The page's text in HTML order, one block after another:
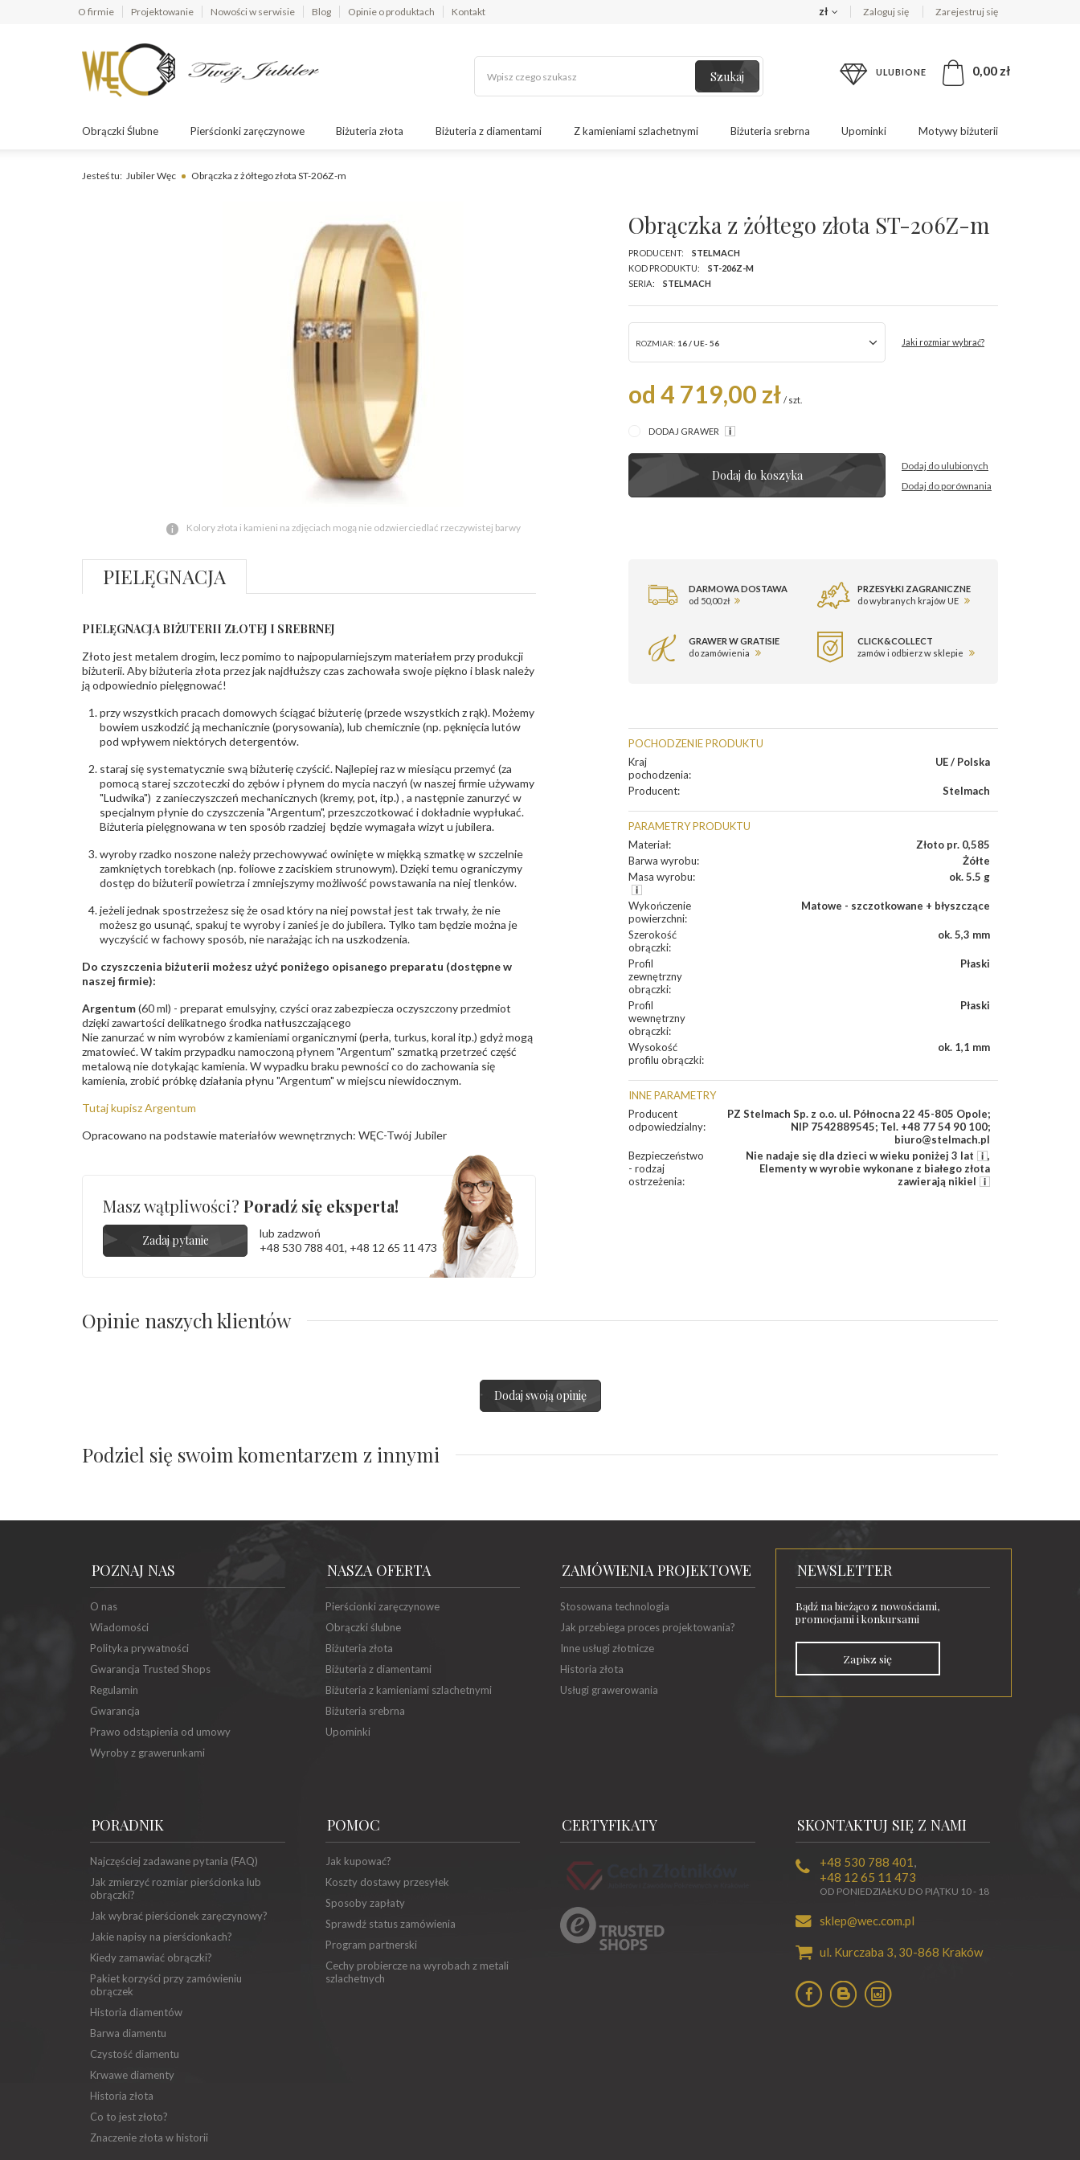
O firmie Projektowanie Nowości w serwisie Blog Opinie o produktach Kontakt zł Zaloguj się Zarejestruj się
Szukaj ULUBIONE 0,00 zł
Obrączki Ślubne Pierścionki zaręczynowe Biżuteria złota Biżuteria z diamentami Z kamieniami szlachetnymi Biżuteria srebrna Upominki Motywy biżuterii
Jesteś tu: Jubiler Węc Obrączka z żółtego złota ST-206Z-m
Kolory złota i kamieni na zdjęciach mogą nie odzwierciedlać rzeczywistej barwy
Obrączka z żółtego złota ST-206Z-m
PRODUCENT:
STELMACH
KOD PRODUKTU:
ST-206Z-M
SERIA:
STELMACH
ROZMIAR: 16 / UE- 56 Jaki rozmiar wybrać?
od 4 719,00 zł / szt.
DODAJ GRAWER
Dodaj do koszyka
Dodaj do ulubionych
Dodaj do porównania
DARMOWA DOSTAWA
od 50,00 zł
PRZESYŁKI ZAGRANICZNE
do wybranych krajów UE
GRAWER W GRATISIE
do zamówienia
CLICK&COLLECT
zamów i odbierz w sklepie
POCHODZENIE PRODUKTU
Kraj
pochodzenia:
UE / Polska
Producent: Stelmach
PARAMETRY PRODUKTU
Materiał:
Złoto pr. 0,585
Barwa wyrobu:
Żółte
Masa wyrobu: ok. 5.5 g
Wykończenie
powierzchni:
Matowe - szczotkowane + błyszczące
Szerokość
obrączki:
ok. 5,3 mm
Profil
zewnętrzny
obrączki:
Płaski
Profil
wewnętrzny
obrączki:
Płaski
Wysokość
profilu obrączki:
ok. 1,1 mm
INNE PARAMETRY
Producent
odpowiedzialny:
PZ Stelmach Sp. z o.o. ul. Północna 22 45-805 Opole;
NIP 7542889545; Tel. +48 77 54 90 100;
biuro@stelmach.pl
Bezpieczeństwo
- rodzaj
ostrzeżenia:
Nie nadaje się dla dzieci w wieku poniżej 3 lat
,
Elementy w wyrobie wykonane z białego złota
zawierają nikiel
PIELĘGNACJA
PIELĘGNACJA BIŻUTERII ZŁOTEJ I SREBRNEJ
Złoto jest metalem drogim, lecz pomimo to najpopularniejszym materiałem przy produkcji
biżuterii. Aby biżuteria złota przez jak najdłuższy czas zachowała swoje piękno i blask należy
ją odpowiednio pielęgnować!
przy wszystkich pracach domowych ściągać biżuterię (przede wszystkich z rąk). Możemy
bowiem uszkodzić ją mechanicznie (porysowania), lub chemicznie (np. pęknięcia lutów
pod wpływem niektórych detergentów.
staraj się systematycznie swą biżuterię czyścić. Najlepiej raz w miesiącu przemyć (za
pomocą starej szczoteczki do zębów i płynem do mycia naczyń (w naszej firmie używamy
"Ludwika") z zanieczyszczeń mechanicznych (kremy, pot, itp.) , a następnie zanurzyć w
specjalnym płynie do czyszczenia "Argentum", przeszczotkować i dokładnie wypłukać.
Biżuteria pielęgnowana w ten sposób rzadziej będzie wymagała wizyt u jubilera.
wyroby rzadko noszone należy przechowywać owinięte w miękką szmatkę w szczelnie
zamkniętych torebkach (np. foliowe z zaciskiem strunowym). Dzięki temu ograniczymy
dostęp do biżuterii powietrza i zmniejszymy możliwość powstawania na niej tlenków.
jeżeli jednak spostrzeżesz się że osad który na niej powstał jest tak trwały, że nie
możesz go usunąć, spakuj te wyroby i zanieś je do jubilera. Tylko tam będzie można je
wyczyścić w fachowy sposób, nie narażając ich na uszkodzenia.
Do czyszczenia biżuterii możesz użyć poniżego opisanego preparatu (dostępne w
naszej firmie):
Argentum(60 ml) - preparat emulsyjny, czyści oraz zabezpiecza oczyszczony przedmiot
dzięki zawartości delikatnego środka natłuszczającego
Nie zanurzać w nim wyrobów z kamieniami organicznymi (perła, turkus, koral itp.) gdyż mogą
zmatowieć. W takim przypadku namoczoną płynem "Argentum" szmatką przetrzeć część
metalową nie dotykając kamienia. W wypadku braku pewności co do zachowania się
kamienia, zrobić próbkę działania płynu "Argentum" w miejscu niewidocznym.
Tutaj kupisz Argentum
Opracowano na podstawie materiałów wewnętrznych: WĘC-Twój Jubiler
Masz wątpliwości? Poradź się eksperta!
Zadaj pytanie
lub zadzwoń
+48 530 788 401, +48 12 65 11 473
Opinie naszych klientów
Dodaj swoją opinię
Podziel się swoim komentarzem z innymi
POZNAJ NAS
O nas
Wiadomości
Polityka prywatności
Gwarancja Trusted Shops
Regulamin
Gwarancja
Prawo odstąpienia od umowy
Wyroby z grawerunkami
NASZA OFERTA
Pierścionki zaręczynowe
Obrączki ślubne
Biżuteria złota
Biżuteria z diamentami
Biżuteria z kamieniami szlachetnymi
Biżuteria srebrna
Upominki
ZAMÓWIENIA PROJEKTOWE
Stosowana technologia
Jak przebiega proces projektowania?
Inne usługi złotnicze
Historia złota
Usługi grawerowania
NEWSLETTER
Bądź na bieżąco z nowościami,
promocjami i konkursami
Zapisz się
PORADNIK
Najczęściej zadawane pytania (FAQ)
Jak zmierzyć rozmiar pierścionka lub
obrączki?
Jak wybrać pierścionek zaręczynowy?
Jakie napisy na pierścionkach?
Kiedy zamawiać obrączki?
Pakiet korzyści przy zamówieniu
obrączek
Historia diamentów
Barwa diamentu
Czystość diamentu
Krwawe diamenty
Historia złota
Co to jest złoto?
Znaczenie złota w historii
POMOC
Jak kupować?
Koszty dostawy przesyłek
Sposoby zapłaty
Sprawdź status zamówienia
Program partnerski
Cechy probiercze na wyrobach z metali
szlachetnych
CERTYFIKATY SKONTAKTUJ SIĘ Z NAMI
+48 530 788 401
+48 12 65 11 473
OD PONIEDZIAŁKU DO PIĄTKU 10 - 18
sklep@wec.com.pl
ul. Kurczaba 3, 30-868 Kraków